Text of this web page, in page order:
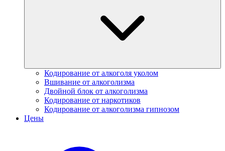
Кодирование от алкоголя уколом
Вшивание от алкоголизма
Двойной блок от алкоголизма
Кодирование от наркотиков
Кодирование от алкоголизма гипнозом
Цены